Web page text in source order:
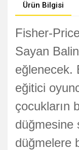
Ürün Bilgisi
Fisher-
Sayan
eğlenecek.
eğitici
çocukların
düğmesine
düğmelere